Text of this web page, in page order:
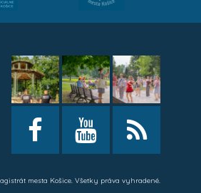
mesta Košice. Všetky práva vyhradené.